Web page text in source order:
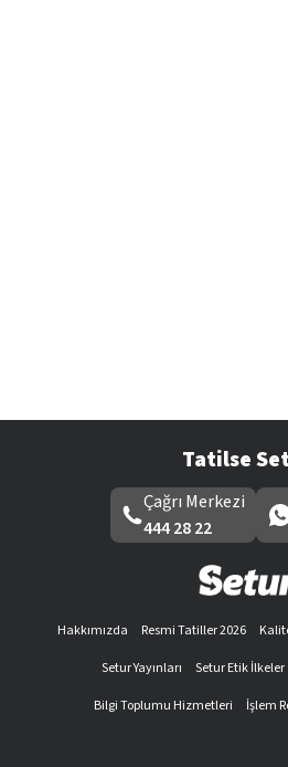
Tatilse
Çağrı Merkezi
444 28 22
Hakkımızda Resmi Tatiller 2026
Setur Yayınları
Setur Etik İlkeler
Bilgi Toplumu Hizmetleri
İşlem